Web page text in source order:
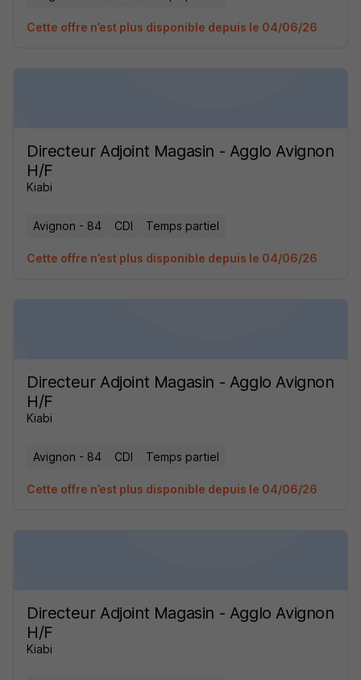
Cette offre n’est plus disponible depuis le 04/06/26
Directeur Adjoint Magasin - Agglo Avignon
H/F
Kiabi
Avignon - 84 CDI Temps partiel
Cette offre n’est plus disponible depuis le 04/06/26
Directeur Adjoint Magasin - Agglo Avignon
H/F
Kiabi
Avignon - 84 CDI Temps partiel
Cette offre n’est plus disponible depuis le 04/06/26
Directeur Adjoint Magasin - Agglo Avignon
H/F
Kiabi